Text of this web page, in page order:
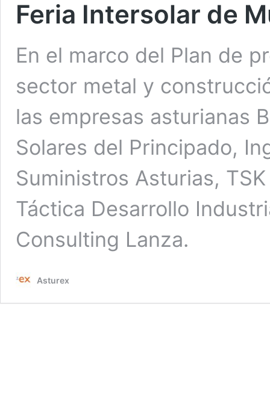
Feria Intersolar de
En el marco del Plan de
sector metal y
las empresas asturianas
Solares del Principado,
Suministros Asturias,
Táctica Desarrollo
Consulting Lanza.
Asturex